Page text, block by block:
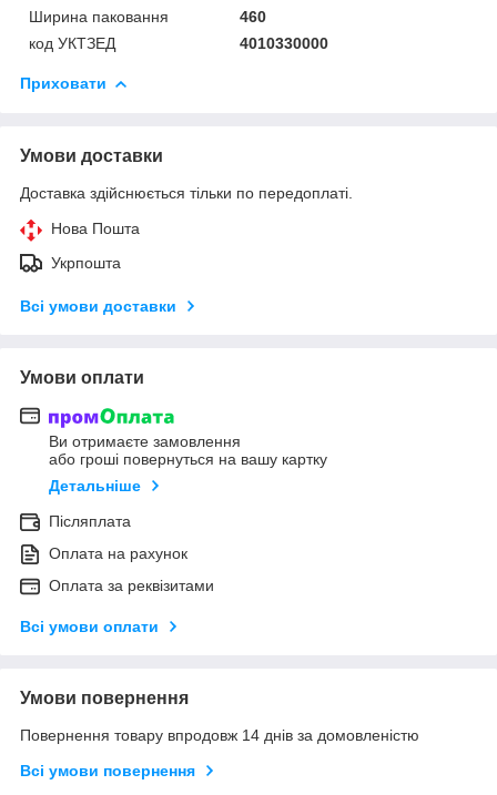
Ширина паковання
460
код УКТЗЕД
4010330000
Приховати
Умови доставки
Доставка здійснюється тільки по передоплаті.
Нова Пошта
Укрпошта
Всі умови доставки
Умови оплати
Ви отримаєте замовлення
або гроші повернуться на вашу картку
Детальніше
Післяплата
Оплата на рахунок
Оплата за реквізитами
Всі умови оплати
Умови повернення
Повернення товару впродовж 14 днів за домовленістю
Всі умови повернення